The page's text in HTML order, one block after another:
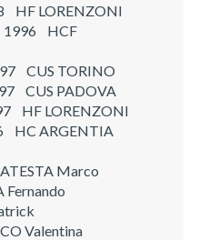
HF LORENZONI
1996 HCF
CUS TORINO
CUS PADOVA
HF LORENZONI
HC ARGENTIA
Marco
Fernando
Patrick
Valentina